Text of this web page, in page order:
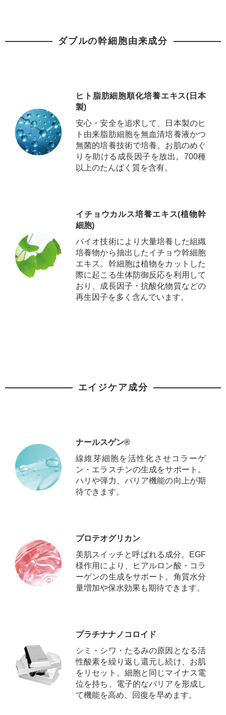
ダブルの幹細胞由来成分
ヒト脂肪細胞順化培養エキス(日本
製)
安心・安全を追求して、日本製のヒ
ト由来脂肪細胞を無血清培養液かつ
無菌的培養技術で培養。お肌のめぐ
りを助ける成長因子を放出。700種
以上のたんぱく質を含有。
イチョウカルス培養エキス(植物幹
細胞)
バイオ技術により大量培養した組織
培養物から抽出したイチョウ幹細胞
エキス。幹細胞は植物をカットした
際に起こる生体防御反応を利用して
おり、成長因子・抗酸化物質などの
再生因子を多く含んでいます。
エイジケア成分
ナールスゲン®
線維芽細胞を活性化させコラーゲ
ン・エラスチンの生成をサポート。
ハリや弾力、バリア機能の向上が期
待できます。
プロテオグリカン
美肌スイッチと呼ばれる成分。EGF
様作用により、ヒアルロン酸・コラ
ーゲンの生成をサポート。角質水分
量増加や保水効果も期待できます。
プラチナナノコロイド
シミ・シワ・たるみの原因となる活
性酸素を繰り返し還元し続け、お肌
をリセット。細胞と同じマイナス電
位を持ち、電子的なバリアを形成し
て機能を高め、回復を早めます。